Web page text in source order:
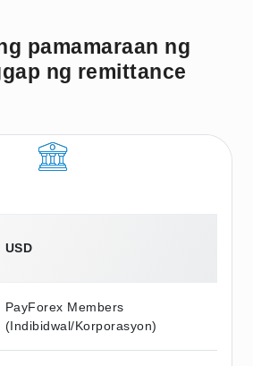
pamamaraan ng
ng remittance
USD
PayForex Members
(Indibidwal/Korporasyon)